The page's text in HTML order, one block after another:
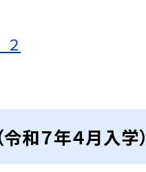
和７年４月入学）